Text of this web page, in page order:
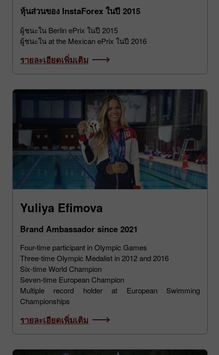
หุ้นส่วนของ InstaForex ในปี 2015
ผู้ชนะใน Berlin ePrix ในปี 2015
ผู้ชนะใน at the Mexican ePrix ในปี 2016
รายละเอียดเพิ่มเติม
Yuliya Efimova
Brand Ambassador since 2021
Four-time participant in Olympic Games
Three-time Olympic Medalist in 2012 and 2016
Six-time World Champion
Seven-time European Champion
Multiple record holder at European Swimming
Championships
รายละเอียดเพิ่มเติม